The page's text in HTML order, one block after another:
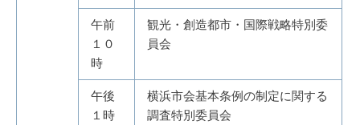
午前
１０
時
観光・創造都市・国際戦略特別委
員会
午後
１時
横浜市会基本条例の制定に関する
調査特別委員会